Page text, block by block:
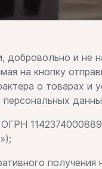
и не
на кнопку
о товарах